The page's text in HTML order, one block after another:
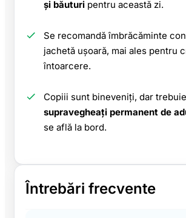
și băuturi pentru această zi.
Se recomandă îmbrăcăminte
jachetă ușoară, mai ales pentru
întoarcere.
Copiii sunt bineveniți, dar trebuie
supravegheați permanent de
se află la bord.
Întrebări frecvente